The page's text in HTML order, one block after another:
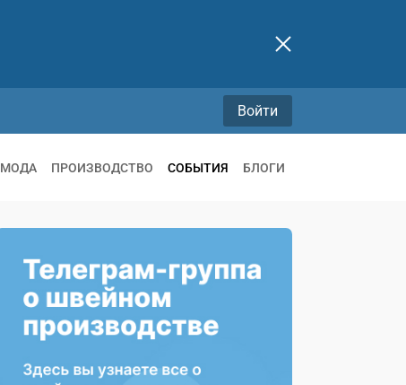
Войти
МОДА ПРОИЗВОДСТВО СОБЫТИЯ БЛОГИ